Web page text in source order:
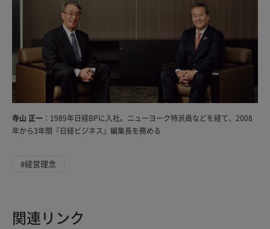
寺山 正一 ：1989年日経BPに入社。ニューヨーク特派員などを経て、2008
年から3年間『日経ビジネス』編集長を務める
#経営理念
関連リンク